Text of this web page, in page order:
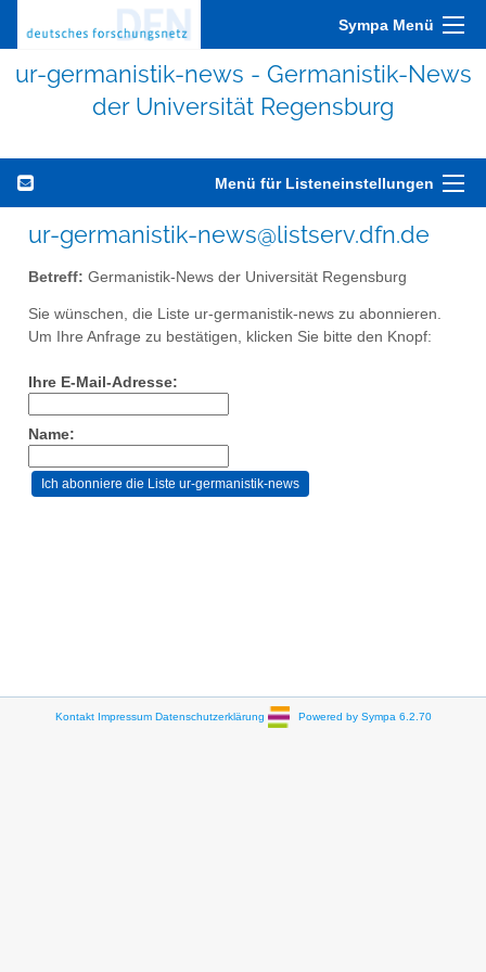
Sympa Menü
ur-germanistik-news - Germanistik-News
der Universität Regensburg
Menü für Listeneinstellungen
ur-germanistik-news@listserv.dfn.de
Betreff: Germanistik-News der Universität Regensburg
Sie wünschen, die Liste ur-germanistik-news zu abonnieren.
Um Ihre Anfrage zu bestätigen, klicken Sie bitte den Knopf:
Ihre E-Mail-Adresse:
Name:
Kontakt Impressum Datenschutzerklärung Powered by Sympa 6.2.70